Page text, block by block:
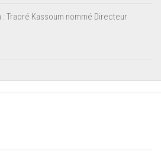
: Traoré Kassoum nommé Directeur